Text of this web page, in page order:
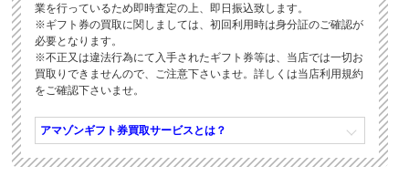
業を行っているため即時査定の上、即日振込致します。
※ギフト券の買取に関しましては、初回利用時は身分証のご確認が
必要となります。
※不正又は違法行為にて入手されたギフト券等は、当店では一切お
買取りできませんので、ご注意下さいませ。詳しくは当店利用規約
をご確認下さいませ。
アマゾンギフト券買取サービスとは？